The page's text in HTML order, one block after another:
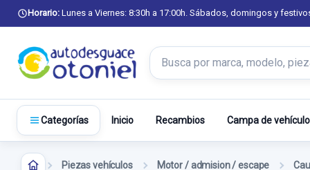
Horario: Lunes a Viernes: 8:30h a 17:00h. Sábados, domingos y
Buscar productos
Categorías Inicio Recambios Campa de
Piezas vehículos Motor / admision / escape